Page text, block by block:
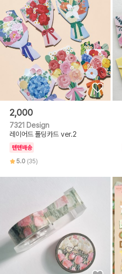
2,000
7321 Design
레이어드 폴딩카드 ver.2
텐텐배송
5.0 (35)